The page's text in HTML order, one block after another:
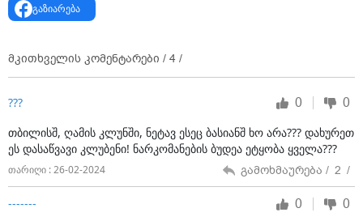
გაზიარება
მკითხველის კომენტარები / 4 /
??? 0 0
თბილისშ, ღამის კლუნში, ნეტავ ესეც ბასიანშ ხო არა??? დახურეთ
ეს დასაწვავი კლუბენი! ნარკომანების ბუდეა ეტყობა ყველა???
თარიღი : 26-02-2024 გამოხმაურება / 2 /
------- 0 0